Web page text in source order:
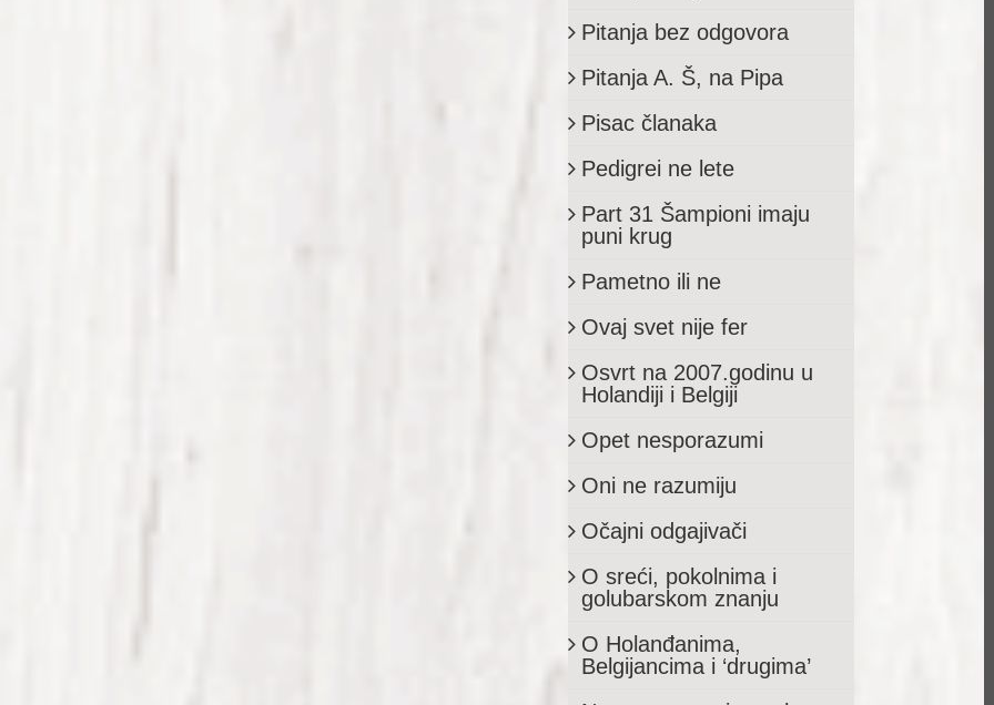
Pitanja bez odgovora
Pitanja A. Š, na Pipa
Pisac članaka
Pedigrei ne lete
Part 31 Šampioni imaju
puni krug
Pametno ili ne
Ovaj svet nije fer
Osvrt na 2007.godinu u
Holandiji i Belgiji
Opet nesporazumi
Oni ne razumiju
Očajni odgajivači
O sreći, pokolnima i
golubarskom znanju
O Holanđanima,
Belgijancima i ‘drugima’